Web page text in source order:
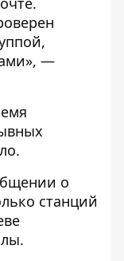
—
о
станций
.